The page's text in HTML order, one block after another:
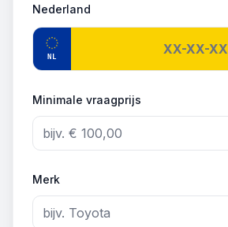
Nederland
NL
Minimale vraagprijs
Merk